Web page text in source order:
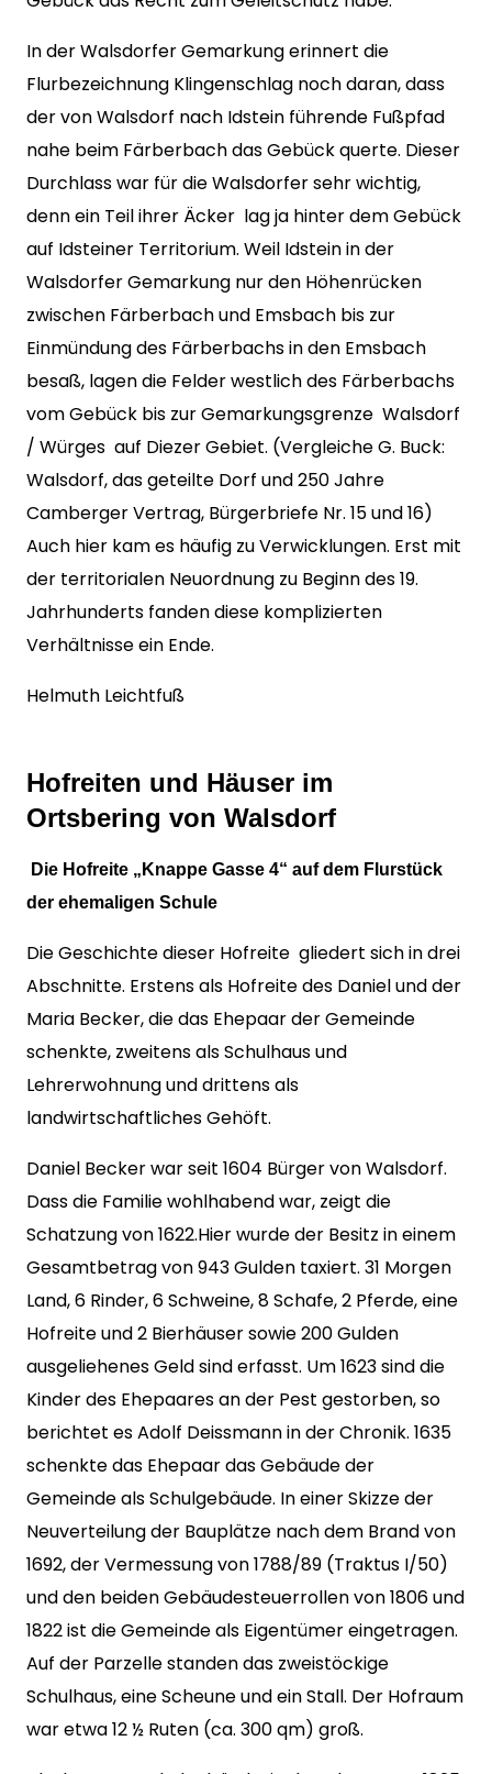
In der Walsdorfer Gemarkung erinnert die
Flurbezeichnung Klingenschlag noch daran, dass
der von Walsdorf nach Idstein führende Fußpfad
nahe beim Färberbach das Gebück querte. Dieser
Durchlass war für die Walsdorfer sehr wichtig,
denn ein Teil ihrer Äcker lag ja hinter dem Gebück
auf Idsteiner Territorium. Weil Idstein in der
Walsdorfer Gemarkung nur den Höhenrücken
zwischen Färberbach und Emsbach bis zur
Einmündung des Färberbachs in den Emsbach
besaß, lagen die Felder westlich des Färberbachs
vom Gebück bis zur Gemarkungsgrenze Walsdorf
/ Würges auf Diezer Gebiet. (Vergleiche G. Buck:
Walsdorf, das geteilte Dorf und 250 Jahre
Camberger Vertrag, Bürgerbriefe Nr. 15 und 16)
Auch hier kam es häufig zu Verwicklungen. Erst mit
der territorialen Neuordnung zu Beginn des 19.
Jahrhunderts fanden diese komplizierten
Verhältnisse ein Ende.
Helmuth Leichtfuß
Hofreiten und Häuser im
Ortsbering von Walsdorf
Die Hofreite „Knappe Gasse 4“ auf dem Flurstück
der ehemaligen Schule
Die Geschichte dieser Hofreite gliedert sich in drei
Abschnitte. Erstens als Hofreite des Daniel und der
Maria Becker, die das Ehepaar der Gemeinde
schenkte, zweitens als Schulhaus und
Lehrerwohnung und drittens als
landwirtschaftliches Gehöft.
Daniel Becker war seit 1604 Bürger von Walsdorf.
Dass die Familie wohlhabend war, zeigt die
Schatzung von 1622.Hier wurde der Besitz in einem
Gesamtbetrag von 943 Gulden taxiert. 31 Morgen
Land, 6 Rinder, 6 Schweine, 8 Schafe, 2 Pferde, eine
Hofreite und 2 Bierhäuser sowie 200 Gulden
ausgeliehenes Geld sind erfasst. Um 1623 sind die
Kinder des Ehepaares an der Pest gestorben, so
berichtet es Adolf Deissmann in der Chronik. 1635
schenkte das Ehepaar das Gebäude der
Gemeinde als Schulgebäude. In einer Skizze der
Neuverteilung der Bauplätze nach dem Brand von
1692, der Vermessung von 1788/89 (Traktus I/50)
und den beiden Gebäudesteuerrollen von 1806 und
1822 ist die Gemeinde als Eigentümer eingetragen.
Auf der Parzelle standen das zweistöckige
Schulhaus, eine Scheune und ein Stall. Der Hofraum
war etwa 12 ½ Ruten (ca. 300 qm) groß.